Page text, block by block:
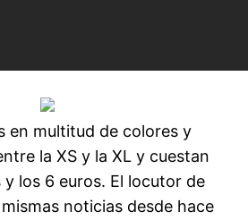
en multitud de colores y
la XS y la XL y cuestan
los 6 euros. El locutor de
noticias desde hace